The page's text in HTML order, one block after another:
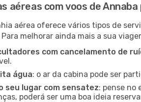
aéreas com voos de Annaba
aérea oferece vários tipos de
melhorar ainda mais a sua
com cancelamento de
água: o ar da cabina pode ser
seu lugar com sensatez: pense no
poderá ser uma boa ideia